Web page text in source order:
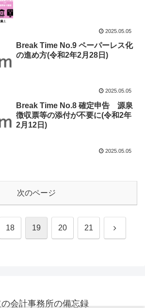
2025.05.05
Break Time No.9 ペーパーレス化
の進め方(令和2年2月28日)
2025.05.05
Break Time No.8 確定申告 源泉
徴収票等の添付が不要に(令和2年
2月12日)
2025.05.05
次のページ
18 19 20 21 次
会計事務所の備忘録